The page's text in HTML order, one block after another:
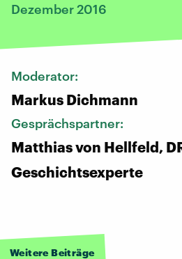
Dezember 2016
Moderator:
Markus Dichmann
Gesprächspartner:
Matthias von Hellfeld,
Geschichtsexperte
Weitere Beiträge